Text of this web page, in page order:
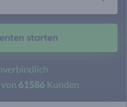
starten
von 61586 Kunden